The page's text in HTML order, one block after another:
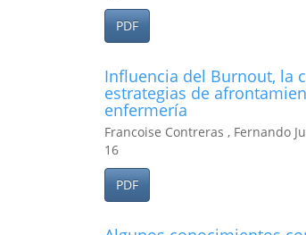
PDF
Influencia del Burnout, la
estrategias de
enfermería
Francoise Contreras , Fernando
16
PDF